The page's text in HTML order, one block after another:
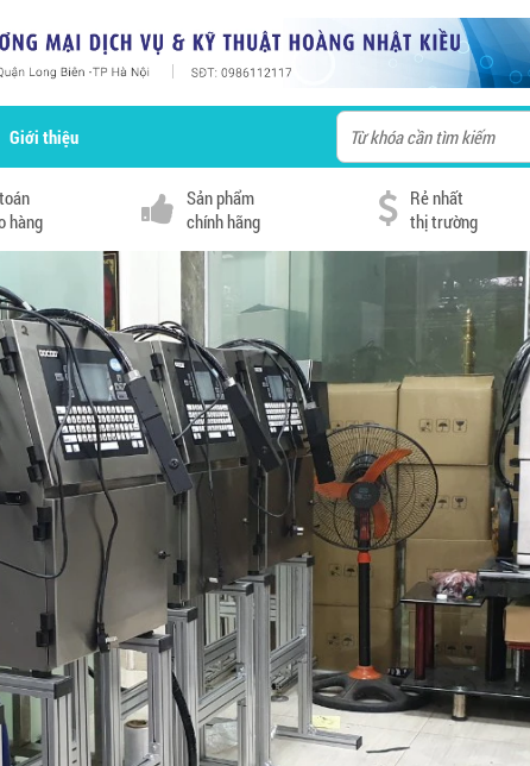
Giới thiệu
hàng
Sản phẩm
chính hãng
Rẻ nhất
thị trường